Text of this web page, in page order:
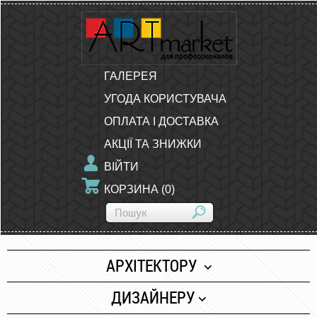
ГАЛЕРЕЯ
УГОДА КОРИСТУВАЧА
ОПЛАТА І ДОСТАВКА
АКЦІЇ ТА ЗНИЖКИ
ВІЙТИ
КОРЗИНА (0)
АРХІТЕКТОРУ
Папір
ДИЗАЙНЕРУ